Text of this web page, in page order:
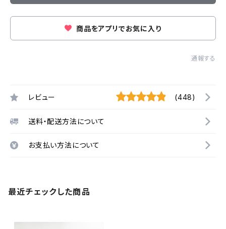
商品をアプリでお気に入り
通報する
レビュー (448)
送料・配送方法について
お支払い方法について
最近チェックした商品